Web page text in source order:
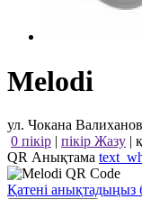
Melodi
ул. Чокана
0 пікір | пікір Жазу |
QR Анықтама
Қатені анықтадыңыз